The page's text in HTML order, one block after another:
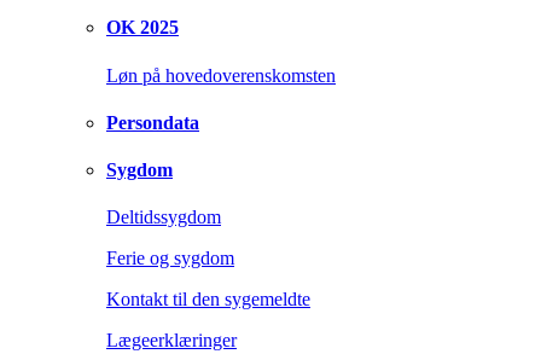
OK 2025
Løn på hovedoverenskomsten
Persondata
Sygdom
Deltidssygdom
Ferie og sygdom
Kontakt til den sygemeldte
Lægeerklæringer